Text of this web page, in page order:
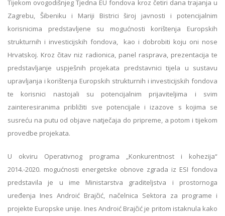
Tijekom ovogodišnjeg Tjedna EU fondova kroz četiri dana trajanja u
Zagrebu, Šibeniku i Mariji Bistrici široj javnosti i potencijalnim
korisnicima predstavljene su mogućnosti korištenja Europskih
strukturnih i investicijskih fondova, kao i dobrobiti koju oni nose
Hrvatskoj. Kroz čitav niz radionica, panel rasprava, prezentacija te
predstavljanje uspješnih projekata predstavnici tijela u sustavu
upravljanja i korištenja Europskih strukturnih i investicijskih fondova
te korisnici nastojali su potencijalnim prijaviteljima i svim
zainteresiranima približiti sve potencijale i izazove s kojima se
susreću na putu od objave natječaja do pripreme, a potom i tijekom
provedbe projekata.
U okviru Operativnog programa „Konkurentnost i kohezija“
2014.-2020. mogućnosti energetske obnove zgrada iz ESI fondova
predstavila je u ime Ministarstva graditeljstva i prostornoga
uređenja Ines Androić Brajčić, načelnica Sektora za programe i
projekte Europske unije. Ines Androić Brajčić je pritom istaknula kako